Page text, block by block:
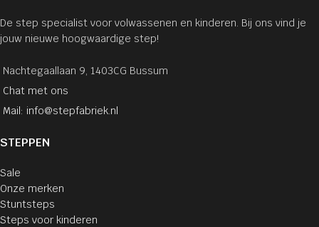
De step specialist voor volwassenen en kinderen. Bij ons vind je
jouw nieuwe hoogwaardige step!
Nachtegaallaan 9, 1403CG Bussum
Chat met ons
Mail: info@stepfabriek.nl
STEPPEN
Sale
Onze merken
Stuntsteps
Steps voor kinderen